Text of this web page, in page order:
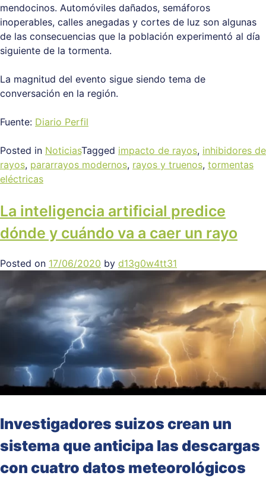
mendocinos. Automóviles dañados, semáforos
inoperables, calles anegadas y cortes de luz son algunas
de las consecuencias que la población experimentó al día
siguiente de la tormenta.
La magnitud del evento sigue siendo tema de
conversación en la región.
Fuente: Diario Perfil
Posted in NoticiasTagged impacto de rayos, inhibidores de
rayos, pararrayos modernos, rayos y truenos, tormentas
eléctricas
La inteligencia artificial predice
dónde y cuándo va a caer un rayo
Posted on 17/06/2020 by d13g0w4tt31
Investigadores suizos crean un
sistema que anticipa las descargas
con cuatro datos meteorológicos